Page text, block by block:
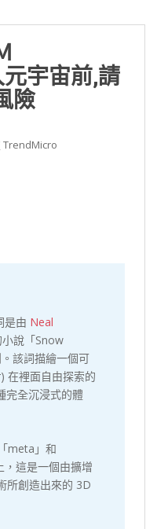
宇宙前,請
險
TrendMicro
是由 Neal
說「Snow
該詞描繪一個可
在裡面自由探索的
完全沉浸式的體
meta」和
，這是一個由擴增
所創造出來的 3D